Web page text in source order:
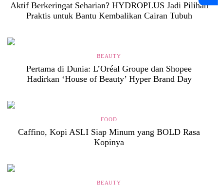
Aktif Berkeringat Seharian? HYDROPLUS Jadi Pilihan
Praktis untuk Bantu Kembalikan Cairan Tubuh
BEAUTY
Pertama di Dunia: L’Oréal Groupe dan Shopee
Hadirkan ‘House of Beauty’ Hyper Brand Day
FOOD
Caffino, Kopi ASLI Siap Minum yang BOLD Rasa
Kopinya
BEAUTY